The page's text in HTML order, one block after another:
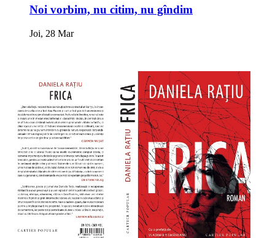
Noi vorbim, nu citim, nu gîndim
Joi, 28 Mar